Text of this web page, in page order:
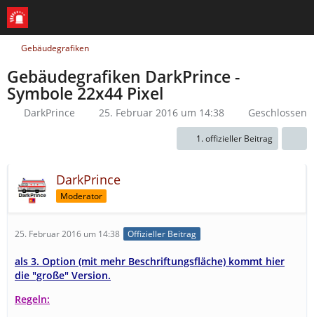
Gebäudegrafiken
Gebäudegrafiken DarkPrince -
Symbole 22x44 Pixel
DarkPrince 25. Februar 2016 um 14:38 Geschlossen
1. offizieller Beitrag
DarkPrince
Moderator
25. Februar 2016 um 14:38 Offizieller Beitrag
als 3. Option (mit mehr Beschriftungsfläche) kommt hier
die "große" Version.
Regeln: